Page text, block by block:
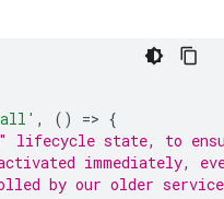
, () => {
lifecycle state, to
immediately,
by our older